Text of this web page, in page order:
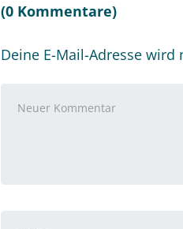
(0 Kommentare)
Deine E-Mail-Adresse
Kommentar*